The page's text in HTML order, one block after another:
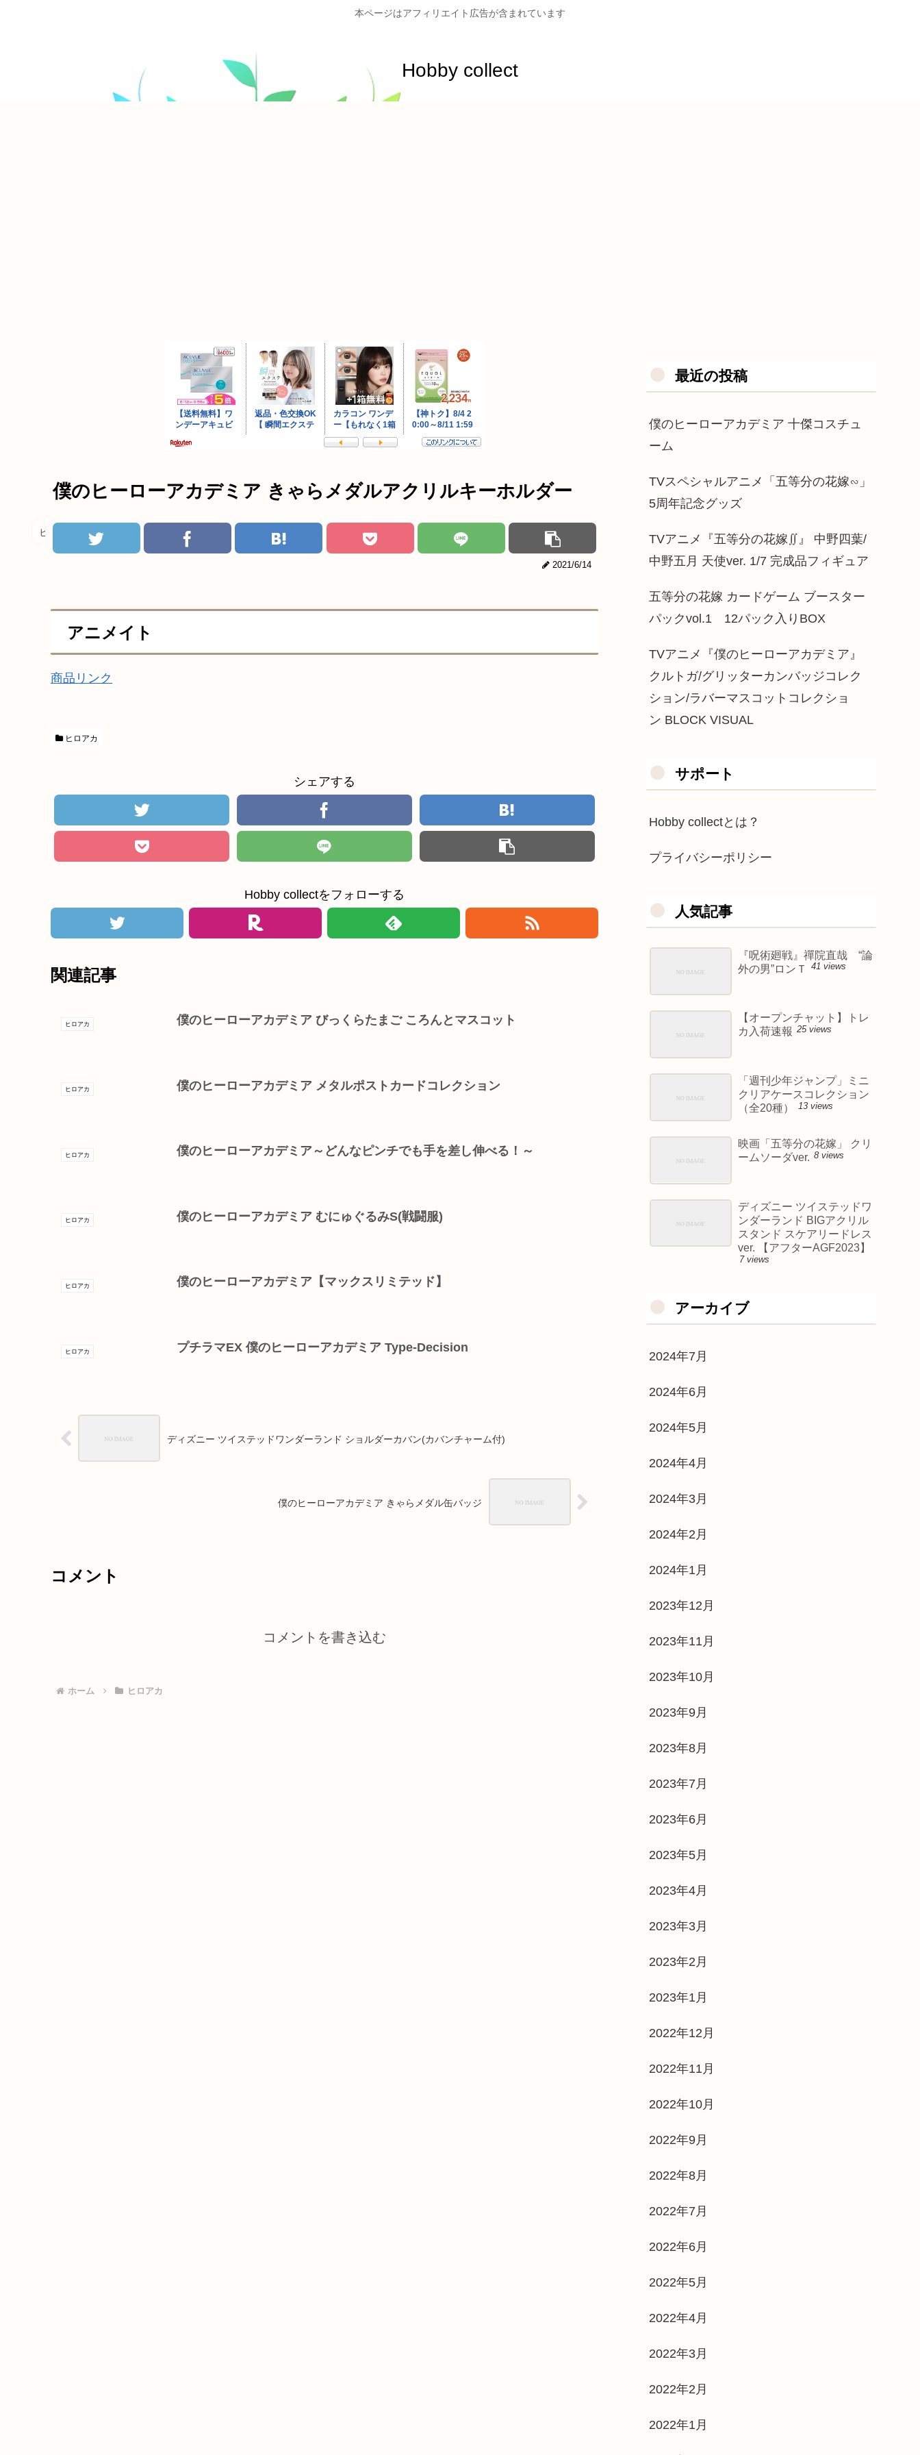
本ページはアフィリエイト広告が含まれています
Hobby collect
僕のヒーローアカデミア きゃらメダルアクリルキーホルダー
ヒロアカ
2021/6/14
アニメイト
商品リンク
ヒロアカ
シェアする
Hobby collectをフォローする
関連記事
ヒロアカ 僕のヒーローアカデミア びっくらたまご ころんとマスコット
ヒロアカ 僕のヒーローアカデミア メタルポストカードコレクション
ヒロアカ 僕のヒーローアカデミア～どんなピンチでも手を差し伸べる！～
ヒロアカ 僕のヒーローアカデミア むにゅぐるみS(戦闘服)
ヒロアカ 僕のヒーローアカデミア【マックスリミテッド】
ヒロアカ プチラマEX 僕のヒーローアカデミア Type-Decision
ディズニー ツイステッドワンダーランド ショルダーカバン(カバンチャーム付)
僕のヒーローアカデミア きゃらメダル缶バッジ
コメント
コメントを書き込む
ホーム ヒロアカ
最近の投稿
僕のヒーローアカデミア 十傑コスチュ
ーム
TVスペシャルアニメ「五等分の花嫁∽」
5周年記念グッズ
TVアニメ『五等分の花嫁∬』 中野四葉/
中野五月 天使ver. 1/7 完成品フィギュア
五等分の花嫁 カードゲーム ブースター
パックvol.1 12パック入りBOX
TVアニメ『僕のヒーローアカデミア』
クルトガ/グリッターカンバッジコレク
ション/ラバーマスコットコレクショ
ン BLOCK VISUAL
サポート
Hobby collectとは？
プライバシーポリシー
人気記事
『呪術廻戦』禪院直哉 “論
外の男”ロンＴ
41 views
【オープンチャット】トレ
カ入荷速報 25 views
「週刊少年ジャンプ」ミニ
クリアケースコレクション
（全20種）
13 views
映画「五等分の花嫁」 クリ
ームソーダver. 8 views
ディズニー ツイステッドワ
ンダーランド BIGアクリル
スタンド スケアリードレス
ver. 【アフターAGF2023】
7 views
アーカイブ
2024年7月
2024年6月
2024年5月
2024年4月
2024年3月
2024年2月
2024年1月
2023年12月
2023年11月
2023年10月
2023年9月
2023年8月
2023年7月
2023年6月
2023年5月
2023年4月
2023年3月
2023年2月
2023年1月
2022年12月
2022年11月
2022年10月
2022年9月
2022年8月
2022年7月
2022年6月
2022年5月
2022年4月
2022年3月
2022年2月
2022年1月